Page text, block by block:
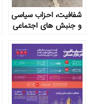
شفافیت، احزاب سیاسی
و جنبش های اجتماعی